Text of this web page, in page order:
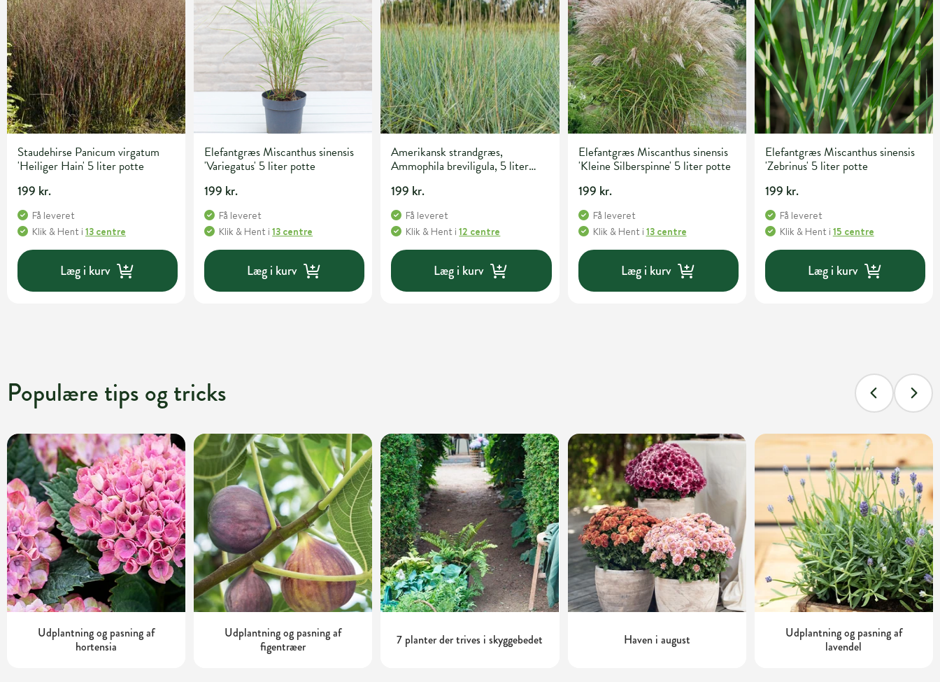
Staudehirse Panicum virgatum
'Heiliger Hain' 5 liter potte
199 kr.
Få leveret
Klik & Hent i 13 centre
Læg i kurv
Elefantgræs Miscanthus sinensis
'Variegatus' 5 liter potte
199 kr.
Få leveret
Klik & Hent i13 centre
Læg i kurv
Amerikansk strandgræs,
Ammophila breviligula, 5 liter
199 kr.
Få leveret
Klik & Hent i12 centre
Læg i kurv
Elefantgræs Miscanthus sinensis
'Kleine Silberspinne' 5 liter potte
199 kr.
Få leveret
Klik & Hent i 13 centre
Læg i kurv
Elefantgræs Miscanthus sinensis
'Zebrinus' 5 liter potte
199 kr.
Få leveret
Klik & Hent i 15 centre
Læg i kurv
Populære tips og tricks
Udplantning og pasning af
hortensia
Udplantning og pasning af
figentræer
7 planter der trives i skyggebedet Haven i august
Udplantning og pasning af
lavendel